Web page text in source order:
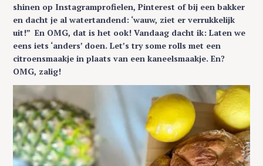
shinen op Instagramprofielen, Pinterest of bij een bakker
en dacht je al watertandend: ‘wauw, ziet er verrukkelijk
uit!” En OMG, dat is het ook! Vandaag dacht ik: Laten we
eens iets ‘anders’ doen. Let’s try some rolls met een
citroensmaakje in plaats van een kaneelsmaakje. En?
OMG, zalig!